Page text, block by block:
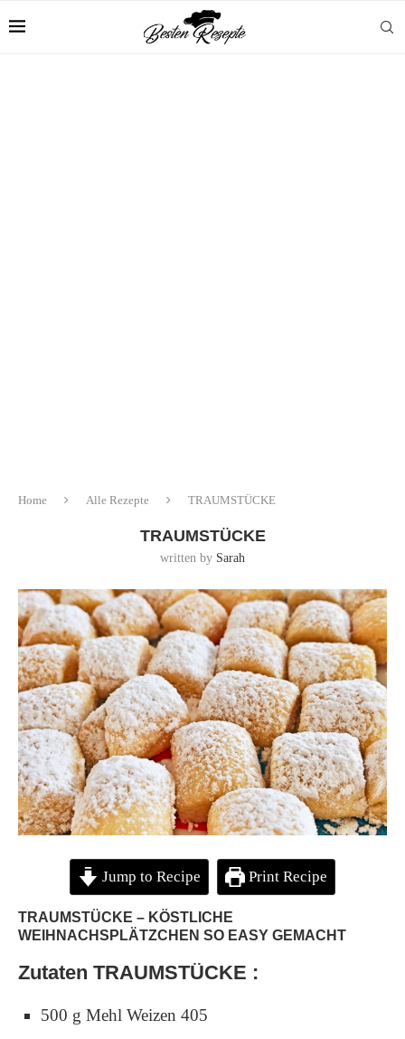
Home Alle Rezepte TRAUMSTÜCKE
TRAUMSTÜCKE
written by Sarah
Jump to Recipe Print Recipe
TRAUMSTÜCKE – KÖSTLICHE
WEIHNACHSPLÄTZCHEN SO EASY GEMACHT
Zutaten TRAUMSTÜCKE :
500 g Mehl Weizen 405